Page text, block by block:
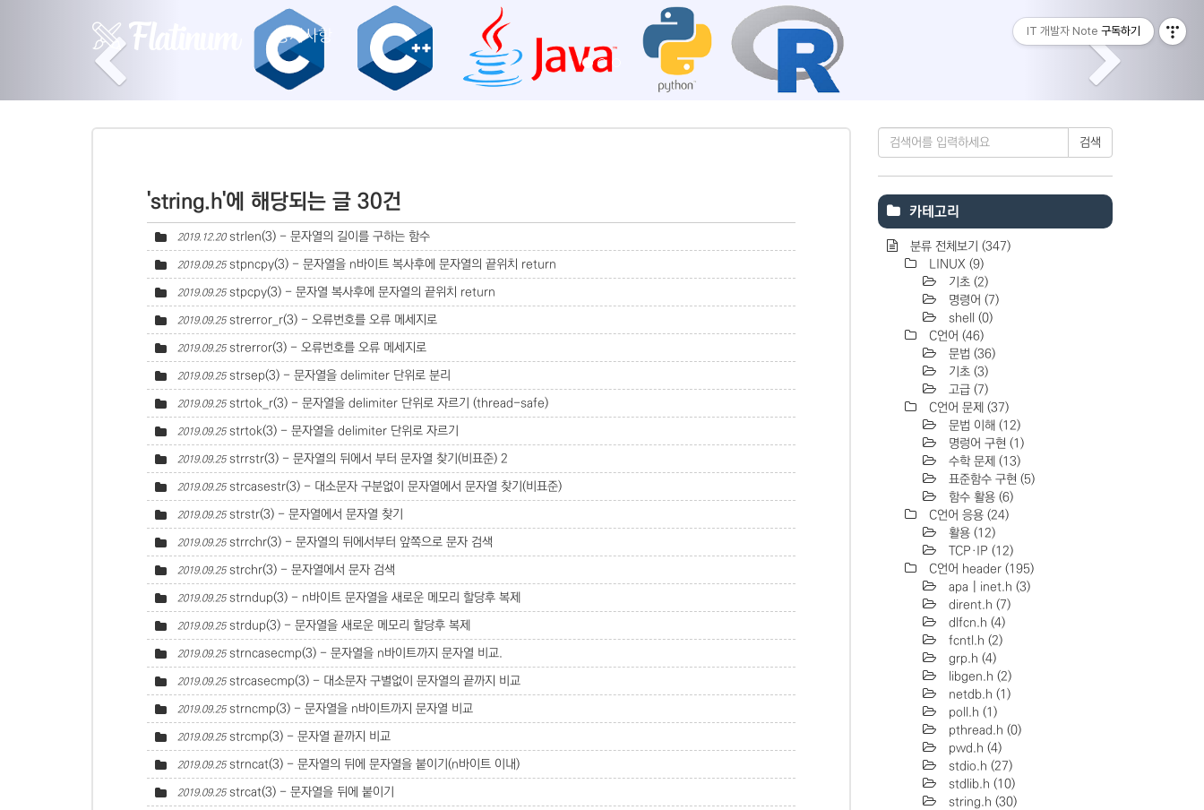
공지사항 Tistory
'string.h'에 해당되는 글 30건
2019.12.20 strlen(3) - 문자열의 길이를 구하는 함수
2019.09.25 stpncpy(3) - 문자열을 n바이트 복사후에 문자열의 끝위치 return
2019.09.25 stpcpy(3) - 문자열 복사후에 문자열의 끝위치 return
2019.09.25 strerror_r(3) - 오류번호를 오류 메세지로
2019.09.25 strerror(3) - 오류번호를 오류 메세지로
2019.09.25 strsep(3) - 문자열을 delimiter 단위로 분리
2019.09.25 strtok_r(3) - 문자열을 delimiter 단위로 자르기 (thread-safe)
2019.09.25 strtok(3) - 문자열을 delimiter 단위로 자르기
2019.09.25 strrstr(3) - 문자열의 뒤에서 부터 문자열 찾기(비표준) 2
2019.09.25 strcasestr(3) - 대소문자 구분없이 문자열에서 문자열 찾기(비표준)
2019.09.25 strstr(3) - 문자열에서 문자열 찾기
2019.09.25 strrchr(3) - 문자열의 뒤에서부터 앞쪽으로 문자 검색
2019.09.25 strchr(3) - 문자열에서 문자 검색
2019.09.25 strndup(3) - n바이트 문자열을 새로운 메모리 할당후 복제
2019.09.25 strdup(3) - 문자열을 새로운 메모리 할당후 복제
2019.09.25 strncasecmp(3) - 문자열을 n바이트까지 문자열 비교.
2019.09.25 strcasecmp(3) - 대소문자 구별없이 문자열의 끝까지 비교
2019.09.25 strncmp(3) - 문자열을 n바이트까지 문자열 비교
2019.09.25 strcmp(3) - 문자열 끝까지 비교
2019.09.25 strncat(3) - 문자열의 뒤에 문자열을 붙이기(n바이트 이내)
2019.09.25 strcat(3) - 문자열을 뒤에 붙이기
검색
카테고리
분류 전체보기 (347)
LINUX (9)
기초 (2)
명령어 (7)
shell (0)
C언어 (46)
문법 (36)
기초 (3)
고급 (7)
C언어 문제 (37)
문법 이해 (12)
명렁어 구현 (1)
수학 문제 (13)
표준함수 구현 (5)
함수 활용 (6)
C언어 응용 (24)
활용 (12)
TCP·IP (12)
C언어 header (195)
apa | inet.h (3)
dirent.h (7)
dlfcn.h (4)
fcntl.h (2)
grp.h (4)
libgen.h (2)
netdb.h (1)
poll.h (1)
pthread.h (0)
pwd.h (4)
stdio.h (27)
stdlib.h (10)
string.h (30)
IT 개발자 Note 구독하기